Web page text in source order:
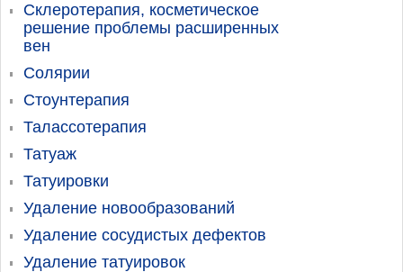
Склеротерапия, косметическое
решение проблемы расширенных
вен
Солярии
Стоунтерапия
Талассотерапия
Татуаж
Татуировки
Удаление новообразований
Удаление сосудистых дефектов
Удаление татуировок